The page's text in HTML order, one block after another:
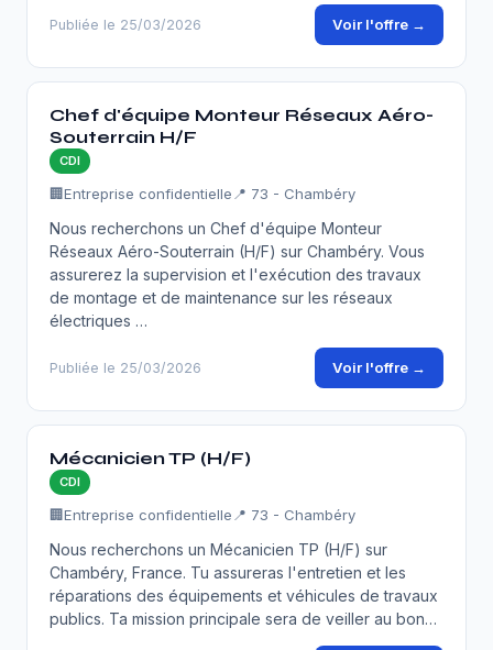
Publiée le 25/03/2026 Voir l'offre →
Chef d'équipe Monteur Réseaux Aéro-
Souterrain H/F
CDI
🏢Entreprise confidentielle 📍 73 - Chambéry
Nous recherchons un Chef d'équipe Monteur
Réseaux Aéro-Souterrain (H/F) sur Chambéry. Vous
assurerez la supervision et l'exécution des travaux
de montage et de maintenance sur les réseaux
électriques …
Publiée le 25/03/2026 Voir l'offre →
Mécanicien TP (H/F)
CDI
🏢Entreprise confidentielle 📍 73 - Chambéry
Nous recherchons un Mécanicien TP (H/F) sur
Chambéry, France. Tu assureras l'entretien et les
réparations des équipements et véhicules de travaux
publics. Ta mission principale sera de veiller au bon…